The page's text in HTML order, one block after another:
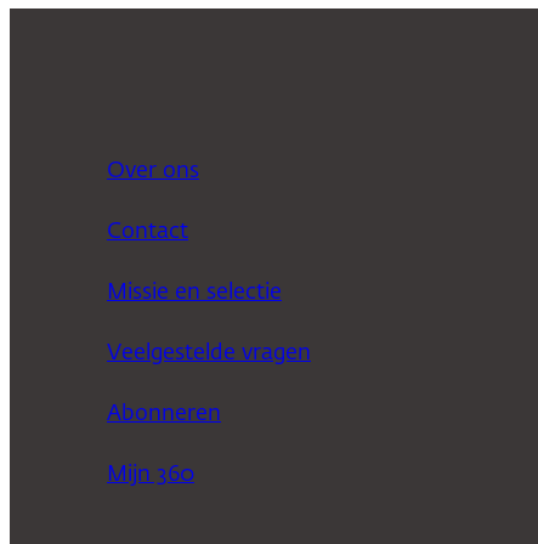
Over ons
Contact
Missie en selectie
Veelgestelde vragen
Abonneren
Mijn 360